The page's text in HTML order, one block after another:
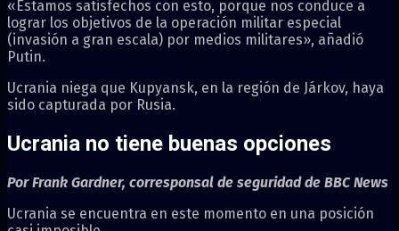
«Estamos satisfechos con esto, porque nos conduce a
lograr los objetivos de la operación militar especial
(invasión a gran escala) por medios militares», añadió
Putin.
Ucrania niega que Kupyansk, en la región de Járkov, haya
sido capturada por Rusia.
Ucrania no tiene buenas opciones
Por Frank Gardner, corresponsal de seguridad de BBC News
Ucrania se encuentra en este momento en una posición